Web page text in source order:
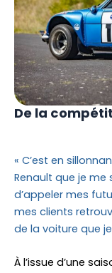
De la
« C’est en
Renault que je me
d’appeler mes
mes clients
de la voiture que
À l’issue d’une